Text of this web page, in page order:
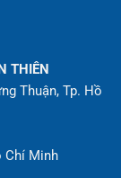
THIÊN
Thuận, Tp. Hồ
Chí Minh